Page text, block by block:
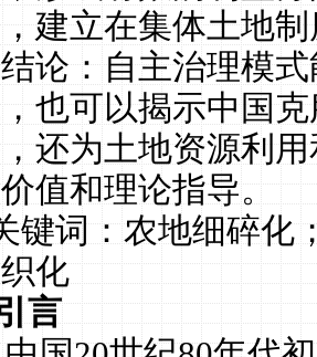
建立在集体土地
论：自主治理模
也可以揭示中国
还为土地资源利
值和理论指导。
键词：农地细碎化
化
言